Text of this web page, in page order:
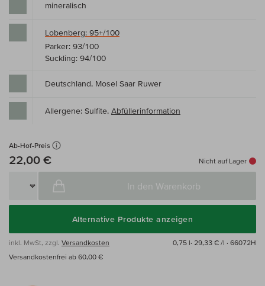
mineralisch
Lobenberg: 95+/100
Parker: 93/100
Suckling: 94/100
Deutschland, Mosel Saar Ruwer
Allergene: Sulfite, Abfüllerinformation
Ab-Hof-Preis
22,00 € Nicht auf Lager
In den Warenkorb
Alternative Produkte anzeigen
inkl. MwSt, zzgl. Versandkosten 0,75 l· 29,33 € /l · 66072H
Versandkostenfrei ab 60,00 €